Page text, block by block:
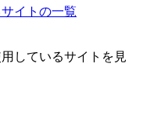
イトの一覧
しているサイトを見